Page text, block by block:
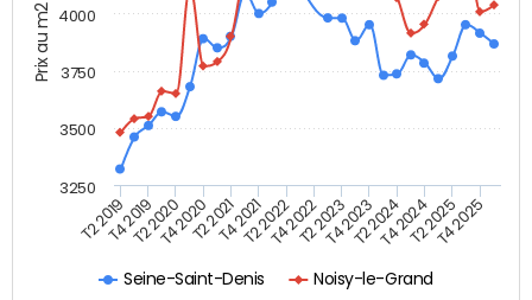
Prix au m2
Seine-Saint-Denis Noisy-le-Grand
T2 2019T4 2019T2 2020T4 2020T2 2021T4 2021T2 2022T4 2022T2 2023T4 2023T2 2024T4 2024T2 2025T4 2025
3250
3500
3750
4000